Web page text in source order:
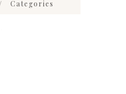
Categories